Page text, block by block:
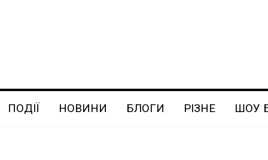
ПОДІЇ НОВИНИ БЛОГИ РІЗНЕ ШОУ